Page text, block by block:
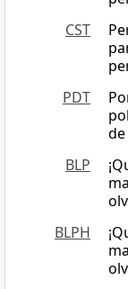
CST
PDT
BLP
BLPH